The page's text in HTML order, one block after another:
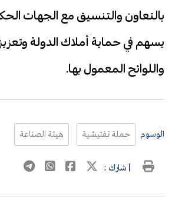
بالتعاون والتنسيق مع الجهات
يسهم في حماية أملاك الدولة وتعزيز
واللوائح المعمول بها.
الوسوم حملة تفتيشية هيئة الصناعة
| شارك :